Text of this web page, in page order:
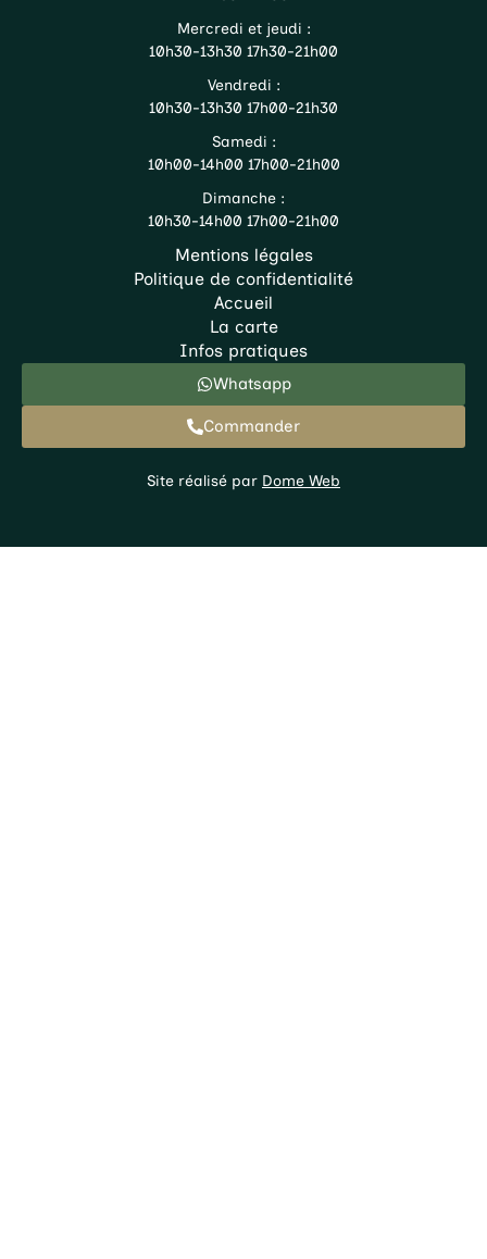
Mercredi et jeudi :
10h30-13h30 17h30-21h00
Vendredi :
10h30-13h30 17h00-21h30
Samedi :
10h00-14h00 17h00-21h00
Dimanche :
10h30-14h00 17h00-21h00
Commander
Whatsapp
Accueil
La carte
Infos pratiques
Mentions légales
Politique de confidentialité
Site réalisé par Dome Web